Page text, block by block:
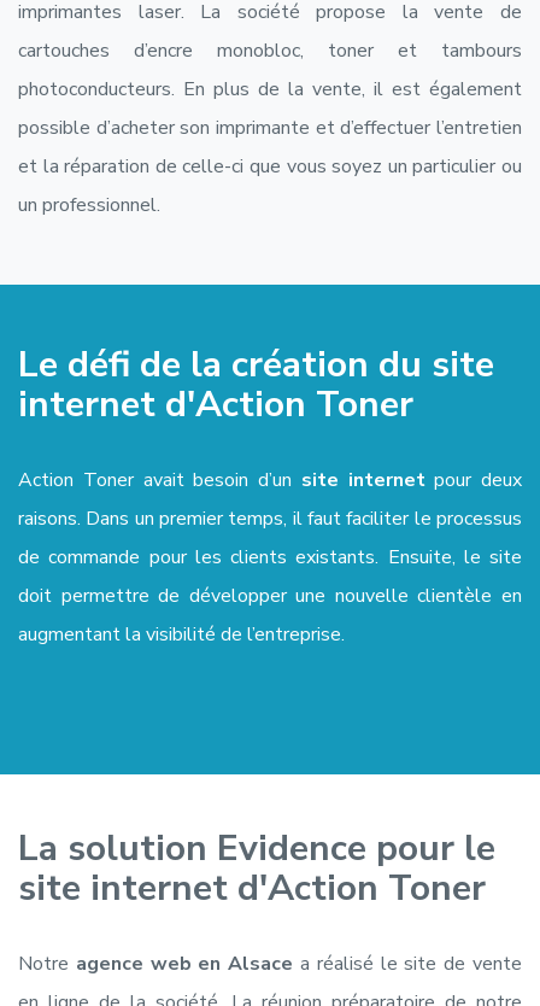
imprimantes laser. La société propose la vente de
cartouches d’encre monobloc, toner et tambours
photoconducteurs. En plus de la vente, il est également
possible d’acheter son imprimante et d’effectuer l’entretien
et la réparation de celle-ci que vous soyez un particulier ou
un professionnel.
Le défi de la création du site
internet d'Action Toner
Action Toner avait besoin d’un site internetpour deux
raisons. Dans un premier temps, il faut faciliter le processus
de commande pour les clients existants. Ensuite, le site
doit permettre de développer une nouvelle clientèle en
augmentant la visibilité de l’entreprise.
La solution Evidence pour le
site internet d'Action Toner
Notre agence web en Alsace a réalisé le site de vente